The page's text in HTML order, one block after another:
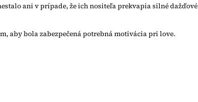
ani v prípade, že ich nositeľa prekvapia silné dažďové
aby bola zabezpečená potrebná motivácia pri love.